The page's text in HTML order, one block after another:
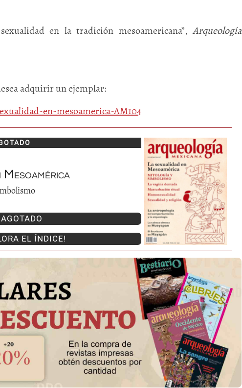
en la tradición mesoamericana”, Arqueología
adquirir un ejemplar:
en-mesoamerica-AM104
AGOTADO
EL ÍNDICE!
Olmecas